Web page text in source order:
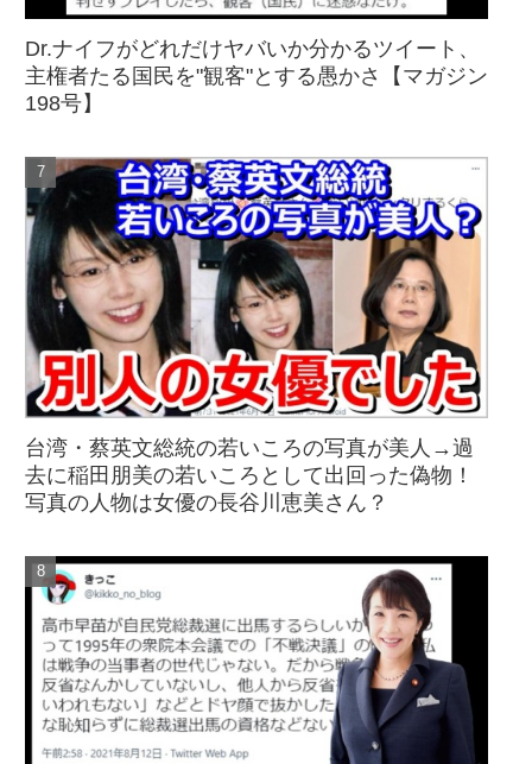
Dr.ナイフがどれだけヤバいか分かるツイート、
主権者たる国民を"観客"とする愚かさ【マガジン
198号】
台湾・蔡英文総統の若いころの写真が美人→過
去に稲田朋美の若いころとして出回った偽物！
写真の人物は女優の長谷川恵美さん？